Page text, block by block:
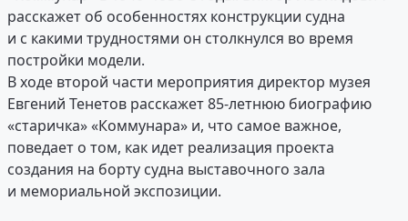
расскажет об особенностях конструкции судна
и с какими трудностями он столкнулся во время
постройки модели.
В ходе второй части мероприятия директор музея
Евгений Тенетов расскажет 85-летнюю биографию
«старичка» «Коммунара» и, что самое важное,
поведает о том, как идет реализация проекта
создания на борту судна выставочного зала
и мемориальной экспозиции.